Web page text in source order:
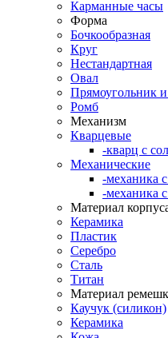
Карманные часы
Форма
Бочкообразная
Круг
Нестандартная
Овал
Прямоугольник и
Ромб
Механизм
Кварцевые
-кварц с
Механические
-механика
-механика
Материал
Керамика
Пластик
Серебро
Сталь
Титан
Материал
Каучук (силикон)
Керамика